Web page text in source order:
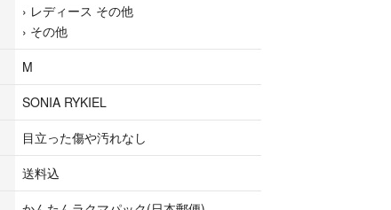
› レディース その他
› その他
M
SONIA RYKIEL
目立った傷や汚れなし
送料込